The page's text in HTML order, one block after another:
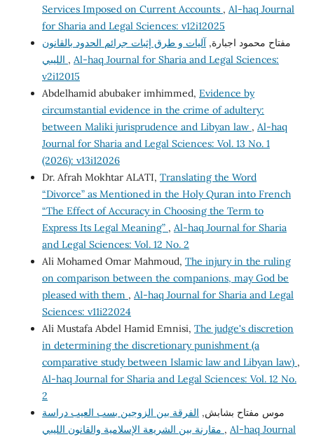
Services Imposed on Current Accounts , Al-haq Journal
for Sharia and Legal Sciences: v12i12025
مفتاح محمود اجبارة,آليات و طرق إثبات جرائم الحدود بالقانون
, Al-haq Journal for Sharia and Legal Sciences:
v2i12015
Abdelhamid abubaker imhimmed, Evidence by
circumstantial evidence in the crime of adultery:
between Maliki jurisprudence and Libyan law , Al-haq
Journal for Sharia and Legal Sciences: Vol. 13 No. 1
(2026): v13i12026
Dr. Afrah Mokhtar ALATI, Translating the Word
“Divorce” as Mentioned in the Holy Quran into French
“The Effect of Accuracy in Choosing the Term to
Express Its Legal Meaning” , Al-haq Journal for Sharia
and Legal Sciences: Vol. 12 No. 2
Ali Mohamed Omar Mahmoud, The injury in the ruling
on comparison between the companions, may God be
pleased with them , Al-haq Journal for Sharia and Legal
Sciences: v11i22024
Ali Mustafa Abdel Hamid Emnisi, The judge's discretion
in determining the discretionary punishment (a
comparative study between Islamic law and Libyan law) ,
Al-haq Journal for Sharia and Legal Sciences: Vol. 12 No.
2
موس مفتاح بشابش, الفرقة بين الزوجين بسب العيب دراسة
, Al-haq Journal